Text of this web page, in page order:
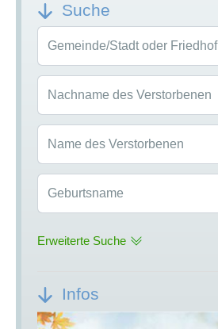
Suche
Gemeinde/Stadt oder Friedhof
Nachname des Verstorbenen
Name des Verstorbenen
Geburtsname
Erweiterte Suche
Infos